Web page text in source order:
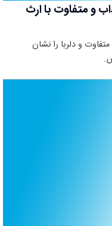
و متفاوت با ارث
و دلربا را نشان